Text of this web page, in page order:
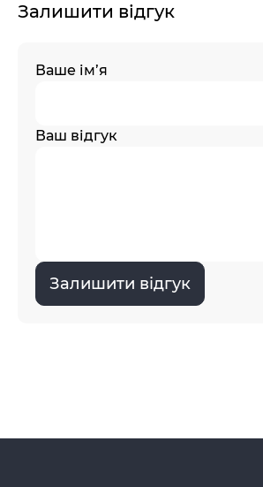
Залишити відгук
Ваше ім’я
Ваш відгук
Залишити відгук